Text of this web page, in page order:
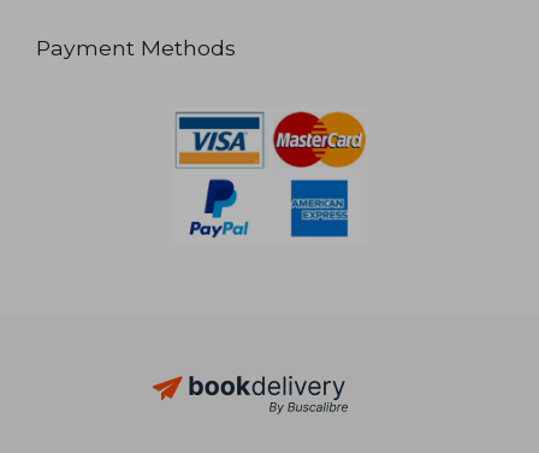
Payment Methods